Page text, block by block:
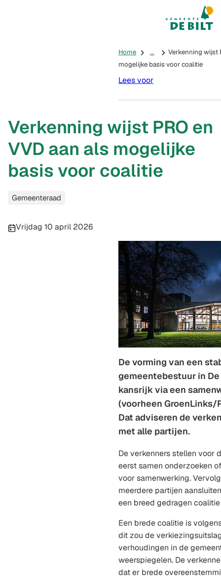
Mijn De Bilt
(Verwijst
Home ...
Verkenning wijst
mogelijke basis voor coalitie
Lees voor
Verkenning wijst PRO en
VVD aan als mogelijke
basis voor coalitie
Gemeenteraad
Publicatiedatum:
Vrijdag 10 april 2026
De vorming van een
gemeentebestuur in
kansrijk via een
(voorheen GroenLinks/
Dat adviseren de
met alle partijen.
De verkenners stellen voor
eerst samen onderzoeken
voor samenwerking.
meerdere partijen
een breed gedragen
Een brede coalitie is
dit zou de
verhoudingen in de
weerspiegelen. De
dat er brede